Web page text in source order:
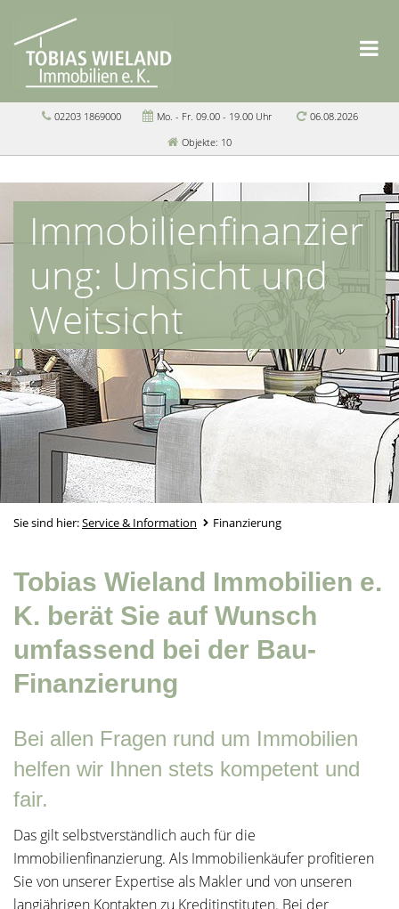
02203 1869000 Mo. - Fr. 09.00 - 19.00 Uhr
06.08.2026
Objekte: 10
Immobilienfinanzier
ung: Umsicht und
Weitsicht
Sie sind hier:Service & Information Finanzierung
Tobias Wieland Immobilien e.
K. berät Sie auf Wunsch
umfassend bei der Bau-
Finanzierung
Bei allen Fragen rund um Immobilien
helfen wir Ihnen stets kompetent und
fair.
Das gilt selbstverständlich auch für die
Immobilienfinanzierung. Als Immobilienkäufer profitieren
Sie von unserer Expertise als Makler und von unseren
langjährigen Kontakten zu Kreditinstituten. Bei der